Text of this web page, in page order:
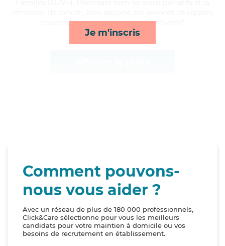
Je m'inscris
courses/livraison, transports et activités*
Comment pouvons-
nous vous aider ?
Avec un réseau de plus de 180 000 professionnels,
Click&Care sélectionne pour vous les meilleurs
candidats pour votre maintien à domicile ou vos
besoins de recrutement en établissement.